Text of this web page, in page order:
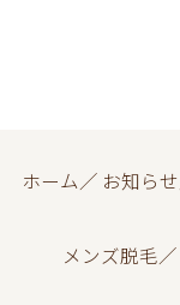
ホーム／ お知らせ
メンズ脱毛／